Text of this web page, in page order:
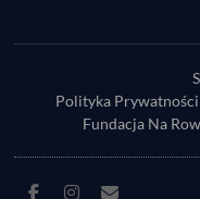
DDR #73 [info] -
Polityka
Fundacja Na
Facebook
Instagram
E-